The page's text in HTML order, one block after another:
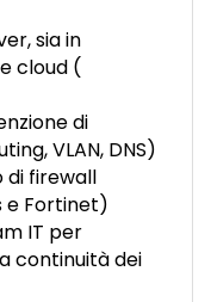
sia in
cloud (
di
VLAN, DNS)
di firewall
e Fortinet)
IT per
continuità dei